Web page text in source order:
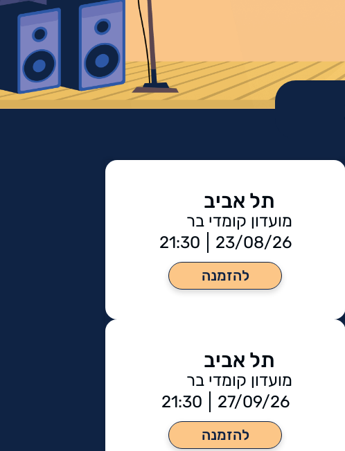
תל אביב
מועדון קומדי בר
23/08/26
21:30
להזמנה
תל אביב
מועדון קומדי בר
27/09/26
21:30
להזמנה